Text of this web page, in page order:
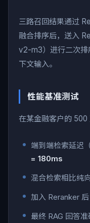
三路召回结果通过
融合排序后，送入
v2-m3）进行二次
下文输入。
性能基准测试
在某金融客户的 500
端到端检索延迟
= 180ms
混合检索相比纯
加入 Reranker
最终 RAG 回答准